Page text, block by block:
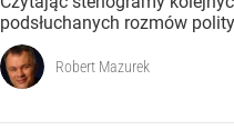
podsłuchanych rozmów
Robert Mazurek